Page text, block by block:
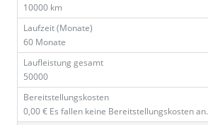
10000 km
Laufzeit (Monate)
60 Monate
Laufleistung gesamt
50000
Bereitstellungskosten
0,00 € Es fallen keine Bereitstellungskosten an.